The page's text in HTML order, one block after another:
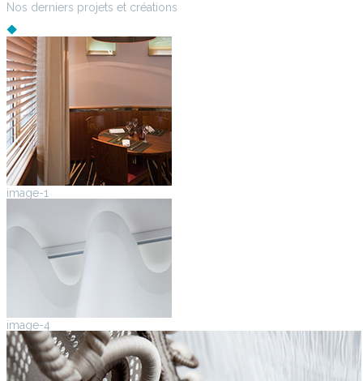
Nos derniers projets et créations
image-1
image-4